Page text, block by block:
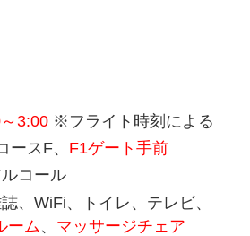
3:00※フライト時刻による
ースF、 F1ゲート手前
コール
、WiFi、トイレ、テレビ、
ーム 、 マッサージチェア